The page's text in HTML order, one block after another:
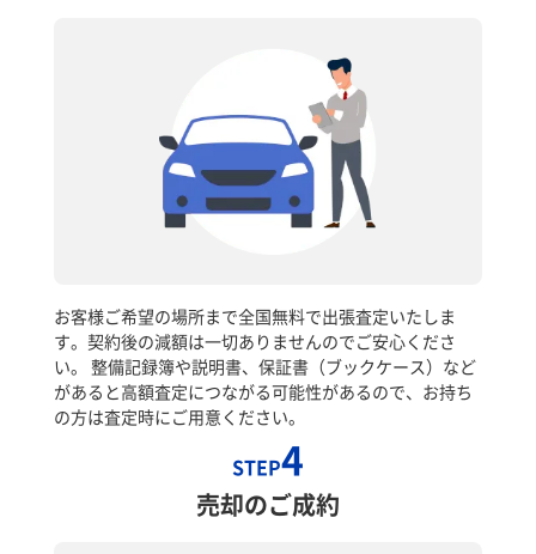
お客様ご希望の場所まで全国無料で出張査定いたしま
す。契約後の減額は一切ありませんのでご安心くださ
い。 整備記録簿や説明書、保証書（ブックケース）など
があると高額査定につながる可能性があるので、お持ち
の方は査定時にご用意ください。
STEP4
売却のご成約